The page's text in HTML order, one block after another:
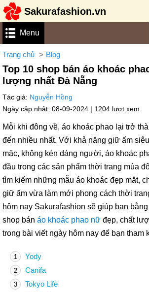
Sakurafashion.vn
Menu
Trang chủ Blog
Top 10 shop bán áo khoác
lượng nhất Đà Nẵng
Tác giả: Nguyễn Hồng
Ngày cập nhật: 08-09-2024 | 1204 lượt xem
Mỗi khi đông về, áo khoác phao lại trở
đến nhiều nhất. Với khả năng giữ ấm
mặc, không kén dáng người, áo khoác
đầu trong các sản phẩm thời trang mùa
tìm kiếm những mẫu áo khoác đẹp mắt,
giữ ấm vừa làm mới phong cách thời
hôm nay Sakurafashion sẽ giúp bạn
shop bán áo khoác phao nữ đẹp, chất
trong bài viết ngày hôm nay để bạn tham
1 Yody
2 Canifa
3 Tokyo Life